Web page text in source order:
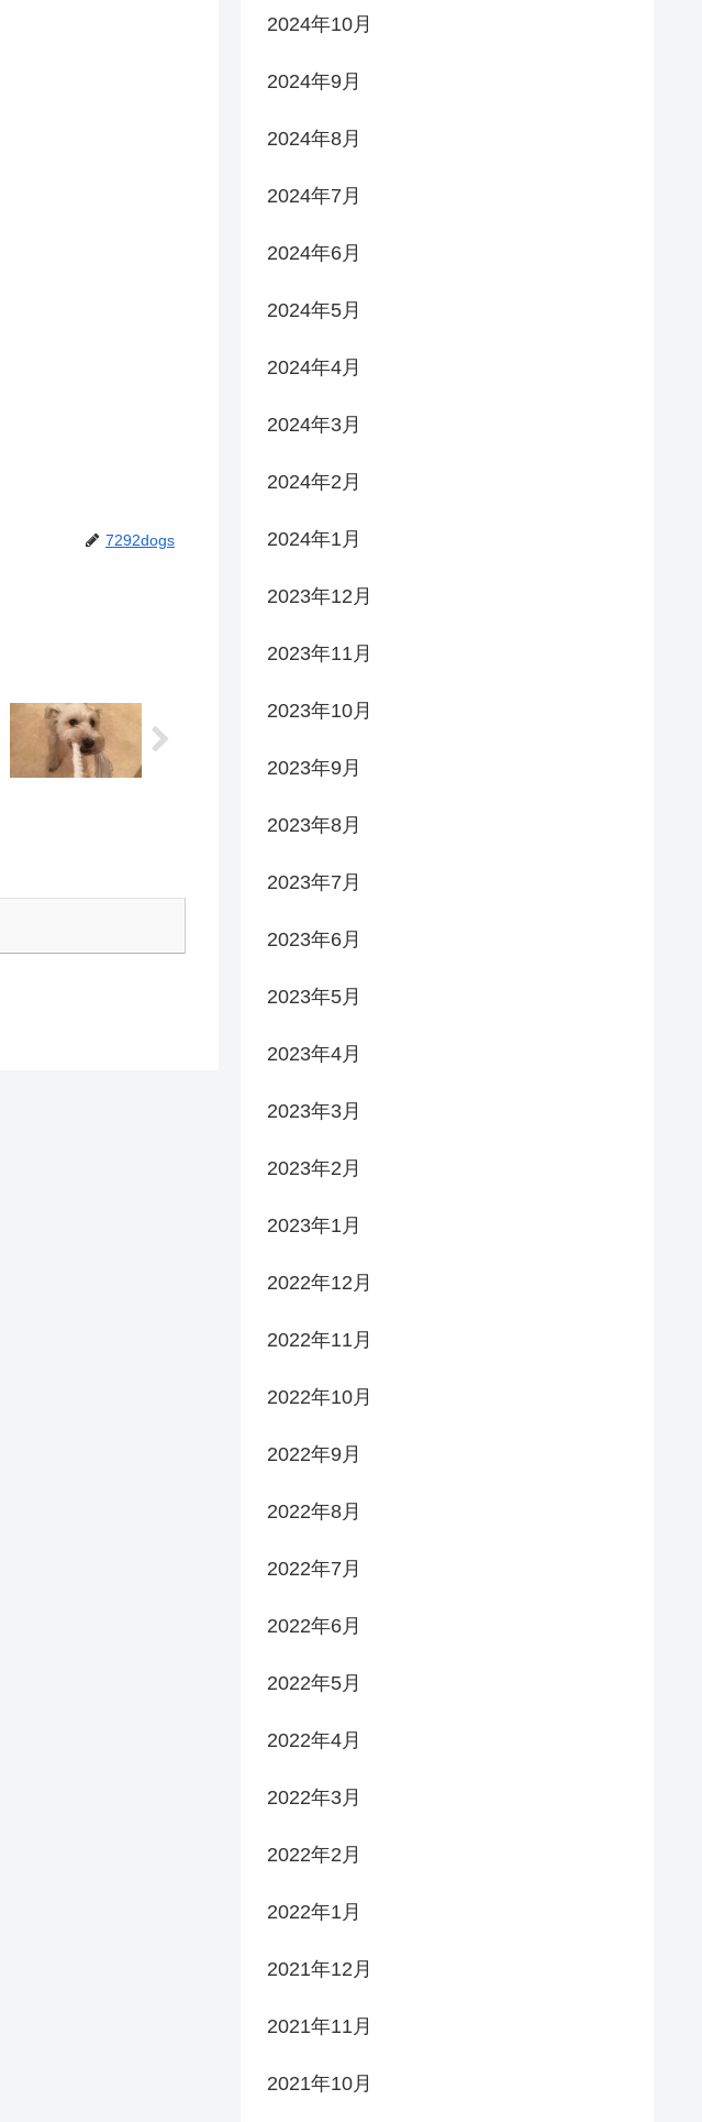
7292dogs
2024年10月
2024年9月
2024年8月
2024年7月
2024年6月
2024年5月
2024年4月
2024年3月
2024年2月
2024年1月
2023年12月
2023年11月
2023年10月
2023年9月
2023年8月
2023年7月
2023年6月
2023年5月
2023年4月
2023年3月
2023年2月
2023年1月
2022年12月
2022年11月
2022年10月
2022年9月
2022年8月
2022年7月
2022年6月
2022年5月
2022年4月
2022年3月
2022年2月
2022年1月
2021年12月
2021年11月
2021年10月